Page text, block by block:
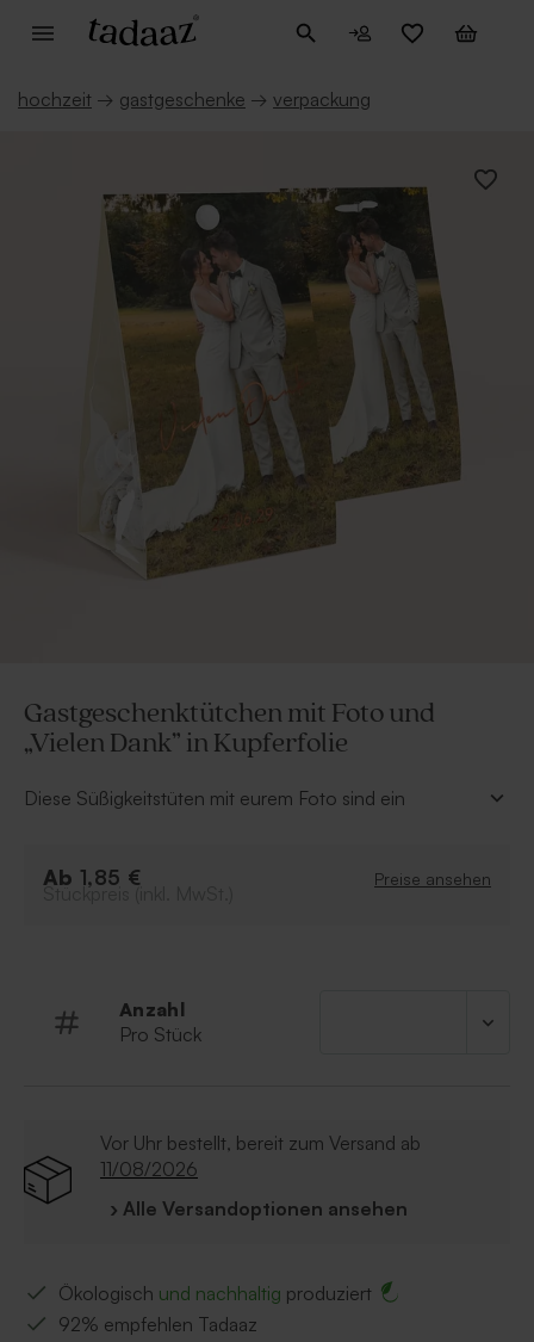
hochzeit → gastgeschenke → verpackung
Gastgeschenktütchen mit Foto und
„Vielen Dank” in Kupferfolie
Diese Süßigkeitstüten mit eurem Foto sind ein
verleiht ihnen eine elegante und festliche Note. Für ein
Hochzeitstags wunderbar einfängt.
zusammengesetzt werden.
Süßigkeiten sind separat auf unserer Website
erhältlich.
Ab 1,85 € Preise ansehen
Anzahl
Pro Stück
Vor Uhr bestellt, bereit zum Versand ab
11/08/2026
› Alle Versandoptionen ansehen
Ökologisch und nachhaltig produziert
92% empfehlen Tadaaz